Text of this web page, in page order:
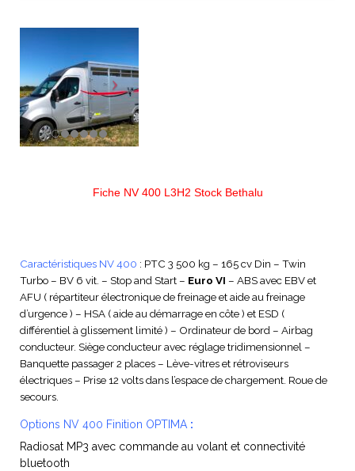
Fiche NV 400 L3H2 Stock Bethalu
Caractéristiques NV 400 : PTC 3 500 kg – 165 cv Din – Twin
Turbo – BV 6 vit. – Stop and Start – Euro VI – ABS avec EBV et
AFU ( répartiteur électronique de freinage et aide au freinage
d’urgence ) – HSA ( aide au démarrage en côte ) et ESD (
différentiel à glissement limité ) – Ordinateur de bord – Airbag
conducteur. Siège conducteur avec réglage tridimensionnel –
Banquette passager 2 places – Lève-vitres et rétroviseurs
électriques – Prise 12 volts dans l’espace de chargement. Roue de
secours.
Options NV 400 Finition OPTIMA :
Radiosat MP3 avec commande au volant et connectivité
bluetooth